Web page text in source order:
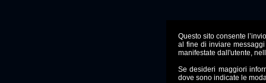
Questo sito consente
al fine di inviare
manifestate dall'utente,
Se desideri maggiori
dove sono indicate le